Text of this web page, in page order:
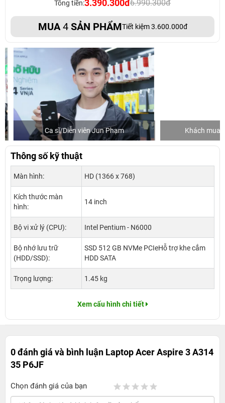
Tổng tiền:3.390.300đ6.990.300đ
MUA4SẢN PHẨMTiết kiệm 3.600.000đ
Ca sĩ/Diễn viên Jun Phạm Khách mua
Thông số kỹ thuật
Màn hình: HD (1366 x 768)
Kích thước màn
hình:
14 inch
Bộ vi xử lý (CPU): Intel Pentium - N6000
Bộ nhớ lưu trữ
(HDD/SSD):
SSD 512 GB NVMe PCIeHỗ trợ khe cắm
HDD SATA
Trọng lượng: 1.45 kg
Xem cấu hình chi tiết
0 đánh giá và bình luận Laptop Acer Aspire 3 A314
35 P6JF
Chọn đánh giá của bạn